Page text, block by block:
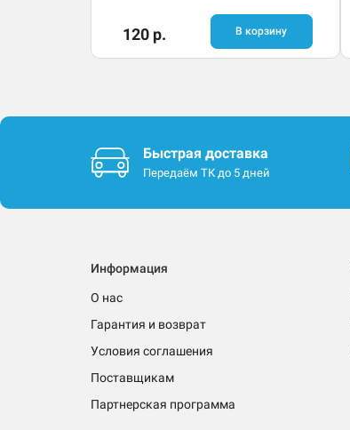
120 р. В корзину
Быстрая доставка
Передаём ТК до 5 дней
Информация
О нас
Гарантия и возврат
Условия соглашения
Поставщикам
Партнерская программа